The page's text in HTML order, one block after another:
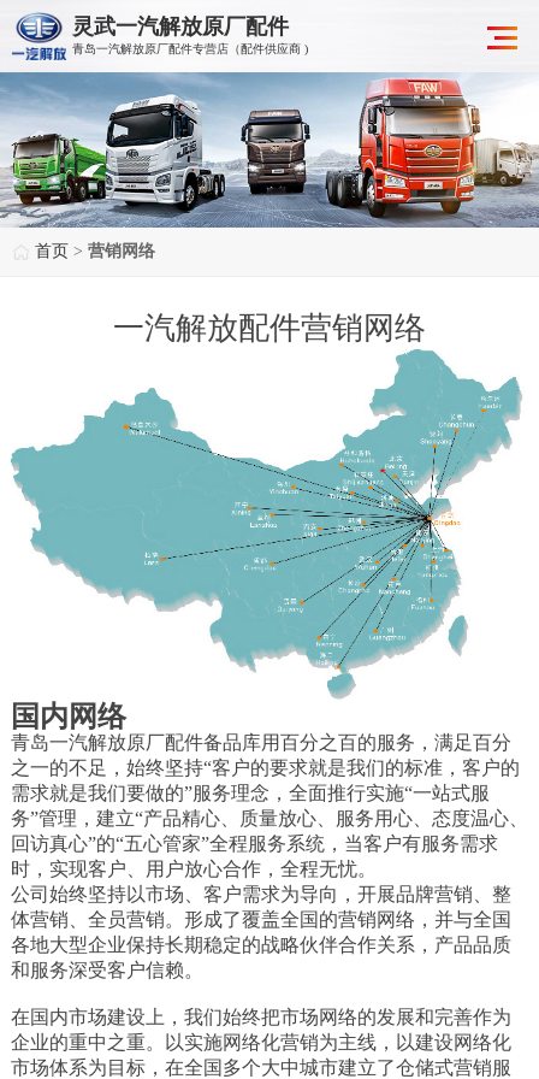
灵武一汽解放原厂配件
青岛一汽解放原厂配件专营店（配件供应商 )
首页 > 营销网络
一汽解放配件营销网络
国内网络
青岛一汽解放原厂配件备品库用百分之百的服务，满足百分
之一的不足，始终坚持“客户的要求就是我们的标准，客户的
需求就是我们要做的”服务理念，全面推行实施“一站式服
务”管理，建立“产品精心、质量放心、服务用心、态度温心、
回访真心”的“五心管家”全程服务系统，当客户有服务需求
时，实现客户、用户放心合作，全程无忧。
公司始终坚持以市场、客户需求为导向，开展品牌营销、整
体营销、全员营销。形成了覆盖全国的营销网络，并与全国
各地大型企业保持长期稳定的战略伙伴合作关系，产品品质
和服务深受客户信赖。
在国内市场建设上，我们始终把市场网络的发展和完善作为
企业的重中之重。以实施网络化营销为主线，以建设网络化
市场体系为目标，在全国多个大中城市建立了仓储式营销服